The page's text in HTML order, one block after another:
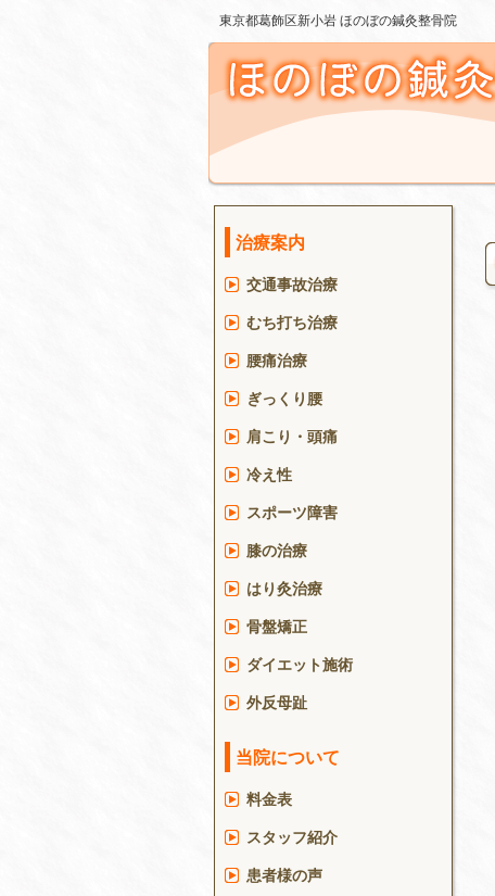
東京都葛飾区新小岩 ほのぼの鍼灸整骨院
治療案内
交通事故治療
むち打ち治療
腰痛治療
ぎっくり腰
肩こり・頭痛
冷え性
スポーツ障害
膝の治療
はり灸治療
骨盤矯正
ダイエット施術
外反母趾
当院について
料金表
スタッフ紹介
患者様の声